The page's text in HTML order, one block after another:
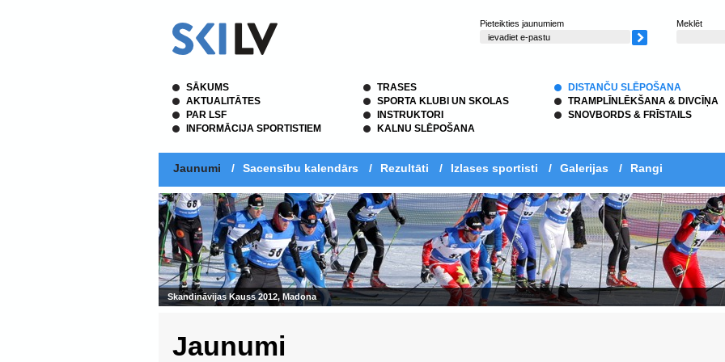
Pieteikties jaunumiem Meklēt
SĀKUMS
AKTUALITĀTES
PAR LSF
INFORMĀCIJA SPORTISTIEM
TRASES
SPORTA KLUBI UN SKOLAS
INSTRUKTORI
KALNU SLĒPOŠANA
DISTANČU SLĒPOŠANA
TRAMPLĪNLĒKŠANA & DIVCĪŅA
SNOVBORDS & FRĪSTAILS
Jaunumi / Sacensību kalendārs / Rezultāti / Izlases sportisti / Galerijas / Rangi
Jaunumi